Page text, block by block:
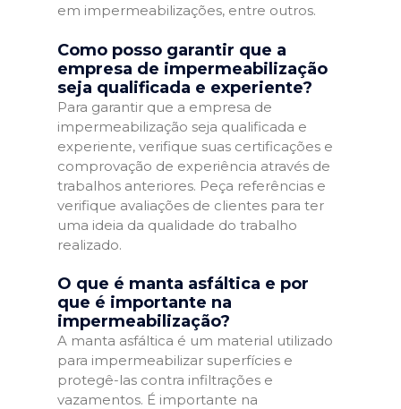
em impermeabilizações, entre outros.
Como posso garantir que a
empresa de impermeabilização
seja qualificada e experiente?
Para garantir que a empresa de
impermeabilização seja qualificada e
experiente, verifique suas certificações e
comprovação de experiência através de
trabalhos anteriores. Peça referências e
verifique avaliações de clientes para ter
uma ideia da qualidade do trabalho
realizado.
O que é manta asfáltica e por
que é importante na
impermeabilização?
A manta asfáltica é um material utilizado
para impermeabilizar superfícies e
protegê-las contra infiltrações e
vazamentos. É importante na